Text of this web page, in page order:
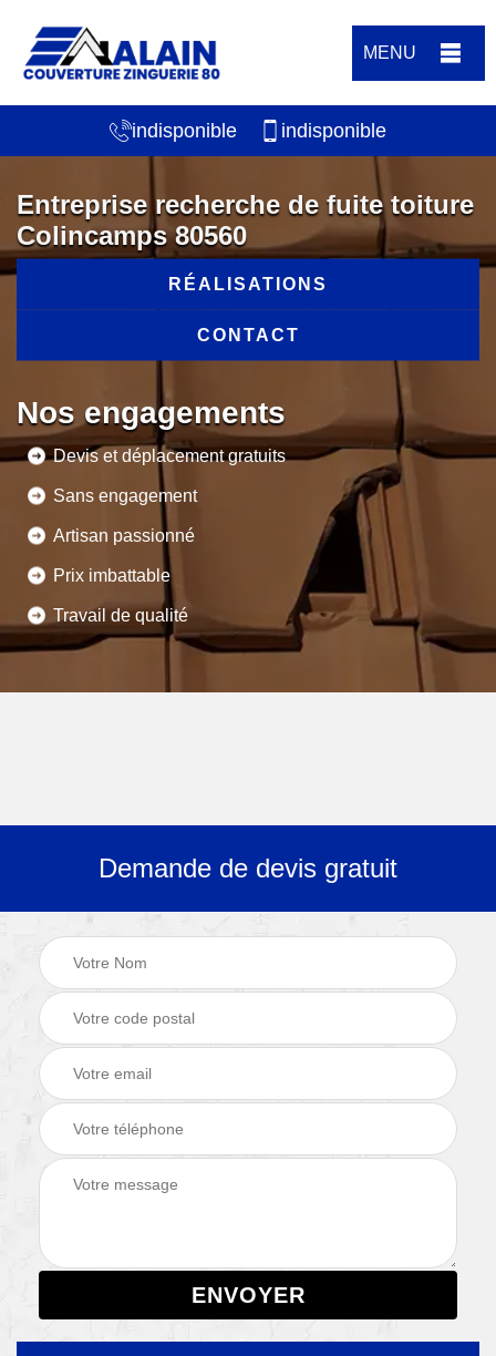
MENU
indisponible indisponible
Entreprise recherche de fuite toiture
Colincamps 80560
RÉALISATIONS
CONTACT
Nos engagements
Devis et déplacement gratuits
Sans engagement
Artisan passionné
Prix imbattable
Travail de qualité
Demande de devis gratuit